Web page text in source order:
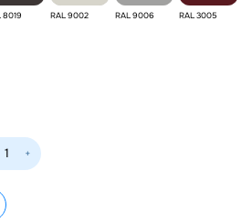
8019 RAL 9002 RAL 9006 RAL 3005
+